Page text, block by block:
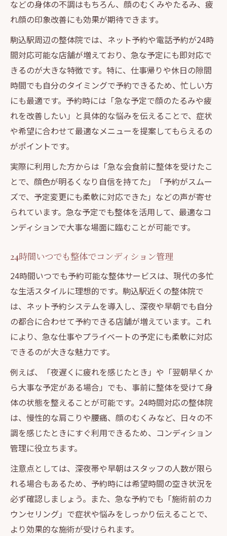
整体の24時間予約がもたらす安心感と効果
疲れ顔やたるみ対策に整体活用の新提案
整体で疲れ顔やたるみを根本からケアする
方法
整体予約で表情の変化に早めのアプローチ
を
たるみ・疲れ顔対策に整体が選ばれる理由
整体活用で自信の持てる印象を手に入れる
整体を駒込駅近で予約する利便性と安心感
駒込駅周辺で整体予約が支持される理由
駅近整体予約で通いやすさと快適施術を両
立
整体院選びで駒込駅周辺の強みを活かす方
法
仕事帰りもスムーズ予約で整体施術を体験
整体を仕事帰りにスムーズ予約するコツ
整体のネット予約で忙しい日も安心施術
整体予約で残業後でも心身リセットできる
理由
仕事帰り整体活用で翌日のパフォーマンス
向上
整体施術を手軽に予約し習慣化する方法
予約不要で待たずに整体を受ける方法
予約なしでも整体施術が可能なケースとは
整体の待ち時間ゼロ実現術と利用のコツ
予約不要整体のメリットと注意点を解説
整体予約と併用できる便利な利用方法
などの身体の不調はもちろん、顔のむくみやたるみ、疲
れ顔の印象改善にも効果が期待できます。
駒込駅周辺の整体院では、ネット予約や電話予約が24時
間対応可能な店舗が増えており、急な予定にも即対応で
きるのが大きな特徴です。特に、仕事帰りや休日の隙間
時間でも自分のタイミングで予約できるため、忙しい方
にも最適です。予約時には「急な予定で顔のたるみや疲
れを改善したい」と具体的な悩みを伝えることで、症状
や希望に合わせて最適なメニューを提案してもらえるの
がポイントです。
実際に利用した方からは「急な会食前に整体を受けたこ
とで、顔色が明るくなり自信を持てた」「予約がスムー
ズで、予定変更にも柔軟に対応できた」などの声が寄せ
られています。急な予定でも整体を活用して、最適なコ
ンディションで大事な場面に臨むことが可能です。
24時間いつでも整体でコンディション管理
24時間いつでも予約可能な整体サービスは、現代の多忙
な生活スタイルに理想的です。駒込駅近くの整体院で
は、ネット予約システムを導入し、深夜や早朝でも自分
の都合に合わせて予約できる店舗が増えています。これ
により、急な仕事やプライベートの予定にも柔軟に対応
できるのが大きな魅力です。
例えば、「夜遅くに疲れを感じたとき」や「翌朝早くか
ら大事な予定がある場合」でも、事前に整体を受けて身
体の状態を整えることが可能です。24時間対応の整体院
は、慢性的な肩こりや腰痛、顔のむくみなど、日々の不
調を感じたときにすぐ利用できるため、コンディション
管理に役立ちます。
注意点としては、深夜帯や早朝はスタッフの人数が限ら
れる場合もあるため、予約時には希望時間の空き状況を
必ず確認しましょう。また、急な予約でも「施術前のカ
ウンセリング」で症状や悩みをしっかり伝えることで、
より効果的な施術が受けられます。